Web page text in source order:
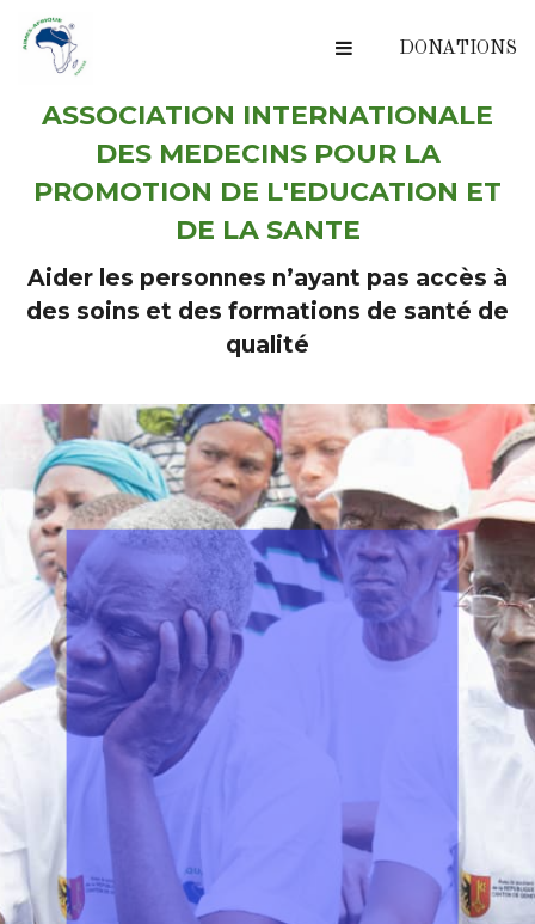
DONATIONS
ASSOCIATION INTERNATIONALE
DES MEDECINS POUR LA
PROMOTION DE L'EDUCATION ET
DE LA SANTE
Aider les personnes n’ayant pas accès à
des soins et des formations de santé de
qualité